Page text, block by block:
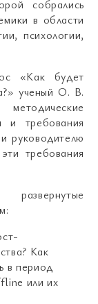
собрались
в области
психологии,
«Как будет
ученый О. В.
и требования
руководителю
требования
Как
в период
или их